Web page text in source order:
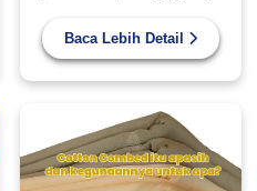
Baca Lebih Detail